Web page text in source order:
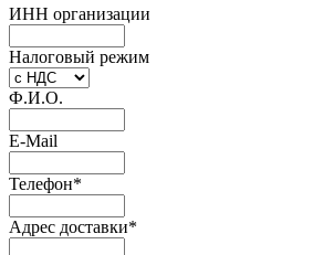
ИНН организации
Налоговый режим
Ф.И.О.
E-Mail
Телефон*
Адрес доставки*